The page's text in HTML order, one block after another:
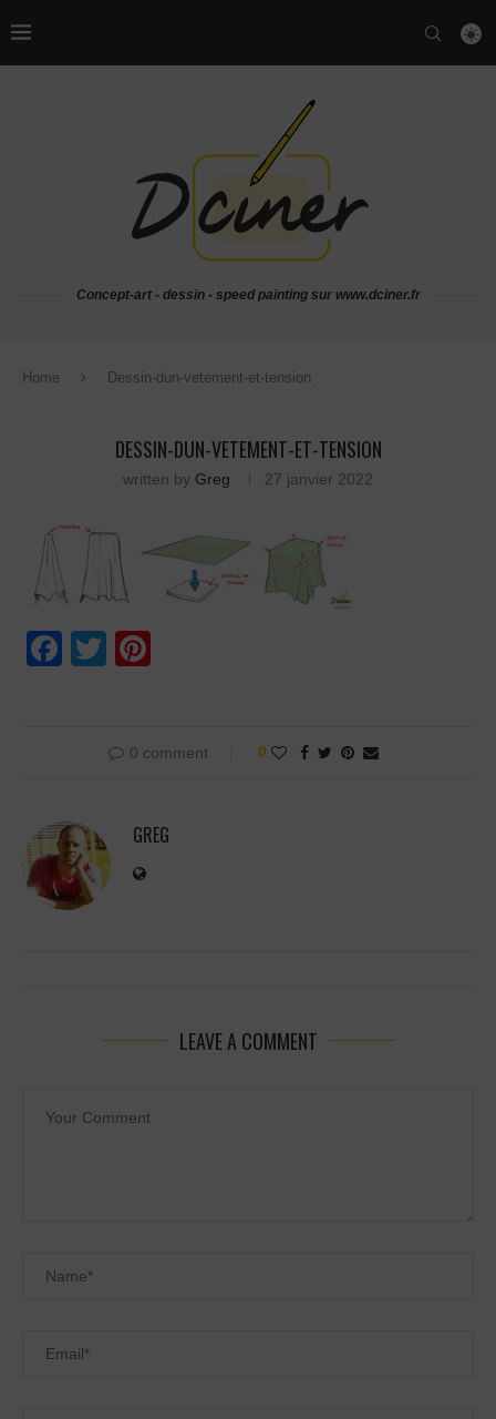
Concept-art - dessin - speed painting sur www.dciner.fr
Home Dessin-dun-vetement-et-tension
DESSIN-DUN-VETEMENT-ET-TENSION
written by Greg 27 janvier 2022
Facebook
Twitter
0 comment 0
GREG
LEAVE A COMMENT